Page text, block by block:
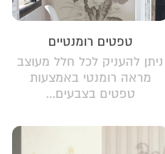
טפטים רומנטיים
ניתן להעניק לכל חלל מעוצב
מראה רומנטי באמצעות
טפטים בצבעים...